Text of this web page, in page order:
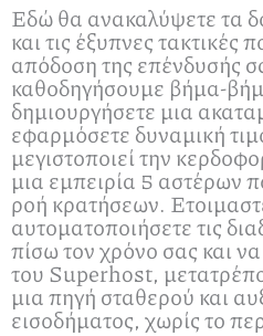
Εδώ θα ανακαλύψετε τα
και τις έξυπνες τακτικές
απόδοση της επένδυσής
καθοδηγήσουμε βήμα-
δημιουργήσετε μια
εφαρμόσετε δυναμική
μεγιστοποιεί την
μια εμπειρία 5 αστέρων
ροή κρατήσεων.
αυτοματοποιήσετε τις
πίσω τον χρόνο σας και
του Superhost,
μια πηγή σταθερού και
εισοδήματος, χωρίς το